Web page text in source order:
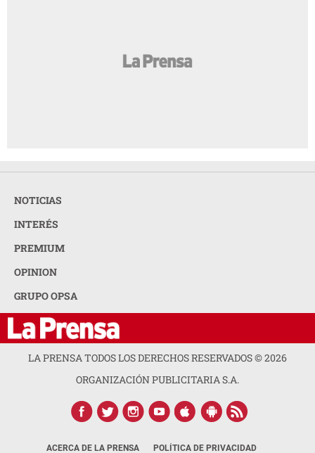
NOTICIAS
INTERÉS
PREMIUM
OPINION
GRUPO OPSA
LA PRENSA TODOS LOS DERECHOS RESERVADOS ©2026
ORGANIZACIÓN PUBLICITARIA S.A.
ACERCA DE LA PRENSA POLÍTICA DE PRIVACIDAD